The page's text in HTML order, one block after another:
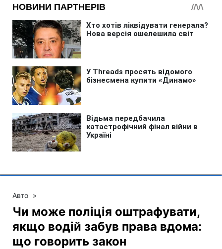
Авто »
Чи може поліція оштрафувати,
якщо водій забув права вдома:
що говорить закон